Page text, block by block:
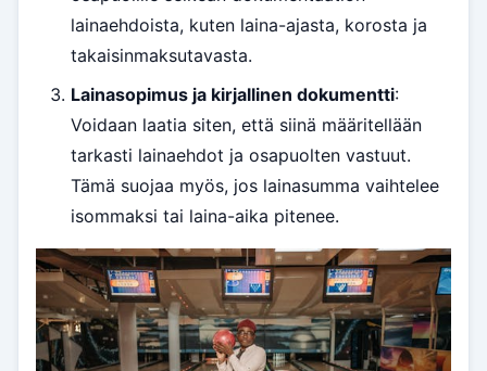
lainaehdoista, kuten laina-ajasta, korosta ja
takaisinmaksutavasta.
Lainasopimus ja kirjallinen dokumentti:
Voidaan laatia siten, että siinä määritellään
tarkasti lainaehdot ja osapuolten vastuut.
Tämä suojaa myös, jos lainasumma vaihtelee
isommaksi tai laina-aika pitenee.